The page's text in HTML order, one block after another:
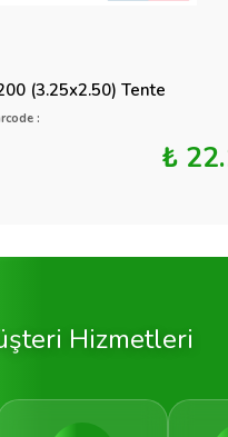
(3.25x2.50) Tente
:
₺
Hizmetleri